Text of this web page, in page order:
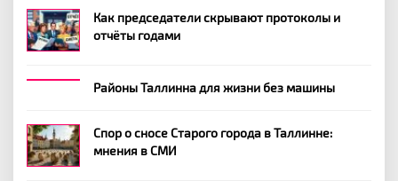
Как председатели скрывают протоколы и
отчёты годами
Районы Таллинна для жизни без машины
Спор о сносе Старого города в Таллинне:
мнения в СМИ